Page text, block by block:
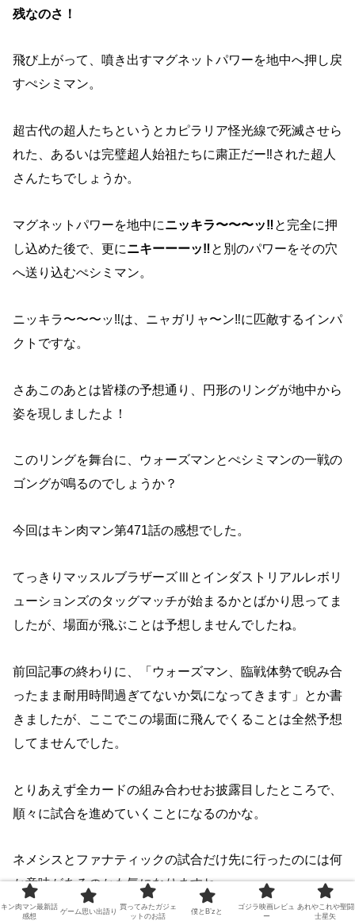
残なのさ！
飛び上がって、噴き出すマグネットパワーを地中へ押し戻
すぺシミマン。
超古代の超人たちというとカピラリア怪光線で死滅させら
れた、あるいは完璧超人始祖たちに粛正だー‼︎された超人
さんたちでしょうか。
マグネットパワーを地中にニッキラ〜〜〜ッ‼︎と完全に押
し込めた後で、更にニキーーーッ‼︎と別のパワーをその穴
へ送り込むぺシミマン。
ニッキラ〜〜〜ッ‼︎は、ニャガリャ〜ン‼︎に匹敵するインパ
クトですな。
さあこのあとは皆様の予想通り、円形のリングが地中から
姿を現しましたよ！
このリングを舞台に、ウォーズマンとぺシミマンの一戦の
ゴングが鳴るのでしょうか？
今回はキン肉マン第471話の感想でした。
てっきりマッスルブラザーズⅢとインダストリアルレボリ
ューションズのタッグマッチが始まるかとばかり思ってま
したが、場面が飛ぶことは予想しませんでしたね。
前回記事の終わりに、「ウォーズマン、臨戦体勢で睨み合
ったまま耐用時間過ぎてないか気になってきます」とか書
きましたが、ここでこの場面に飛んでくることは全然予想
してませんでした。
とりあえず全カードの組み合わせお披露目したところで、
順々に試合を進めていくことになるのかな。
ネメシスとファナティックの試合だけ先に行ったのには何
か意味があるのかも気になりますね。
キン肉マン最新話
感想
ゲーム思い出語り
買ってみたガジェ
ットのお話
僕とB’zと
ゴジラ映画レビュ
ー
あれやこれや聖闘
士星矢